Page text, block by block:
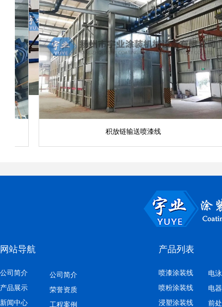
积放链输送喷漆线
网站导航
公司简介
产品展示
新闻中心
公司简介
荣誉资质
工程案例
产品列表
喷漆涂装线
喷粉涂装线
浸塑涂装线
电
电
前